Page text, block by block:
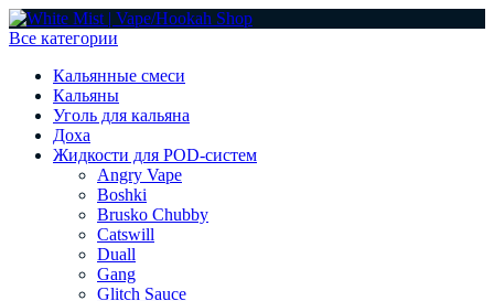
Все категории
Кальянные смеси
Кальяны
Уголь для кальяна
Доха
Жидкости для POD-систем
Angry Vape
Boshki
Brusko Chubby
Catswill
Duall
Gang
Glitch Sauce